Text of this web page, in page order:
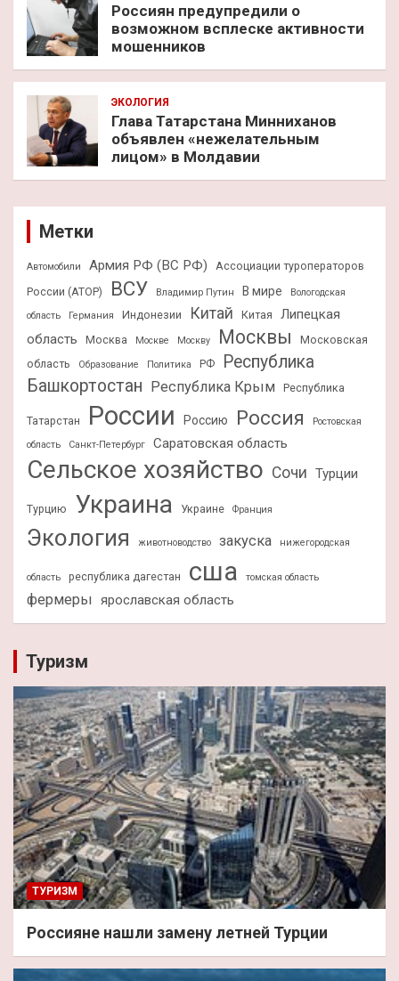
Россиян предупредили о
возможном всплеске активности
мошенников
ЭКОЛОГИЯ
Глава Татарстана Минниханов
объявлен «нежелательным
лицом» в Молдавии
Метки
Автомобили Армия РФ (ВС РФ)
Ассоциации туроператоров
России (АТОР)
ВСУ Владимир Путин В мире
Вологодская
область
Германия Индонезии Китай Китая
Липецкая
область
Москва Москве Москву Москвы
Московская
область
Образование Политика РФ
Республика
Башкортостан Республика Крым Республика
Татарстан России Россию Россия
Ростовская
область
Санкт-Петербург Саратовская область
Сельское хозяйство Сочи Турции
Турцию Украина Украине Франция
Экология животноводство закуска нижегородская
область республика дагестан сша томская область
фермеры ярославская область
Туризм
ТУРИЗМ
Россияне нашли замену летней Турции